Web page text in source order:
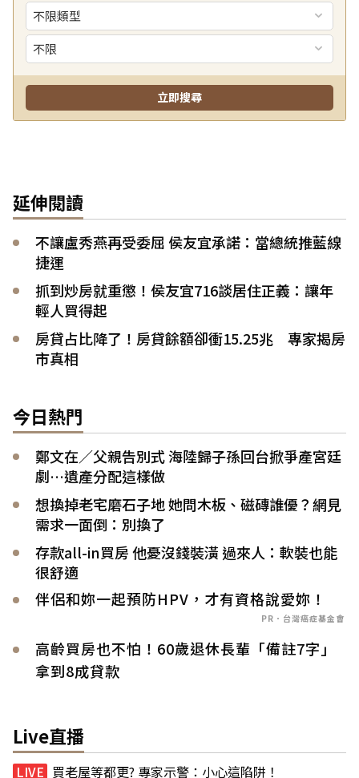
延伸閱讀
不讓盧秀燕再受委屈 侯友宜承諾：當總統推藍線
捷運
抓到炒房就重懲！侯友宜716談居住正義：讓年
輕人買得起
房貸占比降了！房貸餘額卻衝15.25兆 專家揭房
市真相
今日熱門
鄭文在／父親告別式 海陸歸子孫回台掀爭產宮廷
劇…遺產分配這樣做
想換掉老宅磨石子地 她問木板、磁磚誰優？網見
需求一面倒：別換了
存款all-in買房 他憂沒錢裝潢 過來人：軟裝也能
很舒適
伴侶和妳一起預防HPV，才有資格說愛妳！
PR．台灣癌症基金會
高齡買房也不怕！60歲退休長輩「備註7字」
拿到8成貸款
Live直播
買老屋等都更? 專家示警：小心這陷阱！